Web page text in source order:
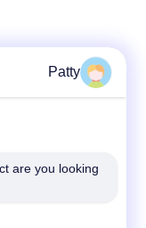
Patty
are you looking